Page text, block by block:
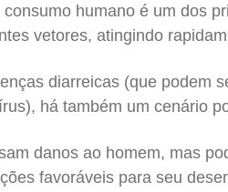
humano é um dos
vetores, atingindo
diarreicas (que podem
há também um cenário
danos ao homem, mas
favoráveis para seu